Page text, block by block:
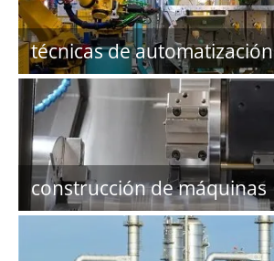
técnicas de automatización
construcción de máquinas